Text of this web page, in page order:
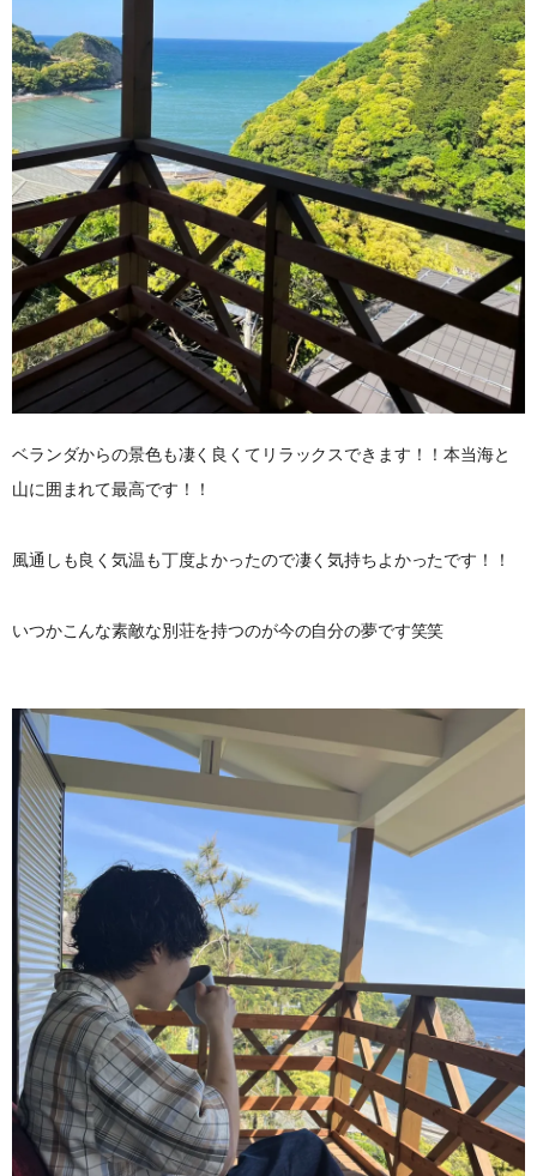
ベランダからの景色も凄く良くてリラックスできます！！本当海と
山に囲まれて最高です！！
風通しも良く気温も丁度よかったので凄く気持ちよかったです！！
いつかこんな素敵な別荘を持つのが今の自分の夢です笑笑